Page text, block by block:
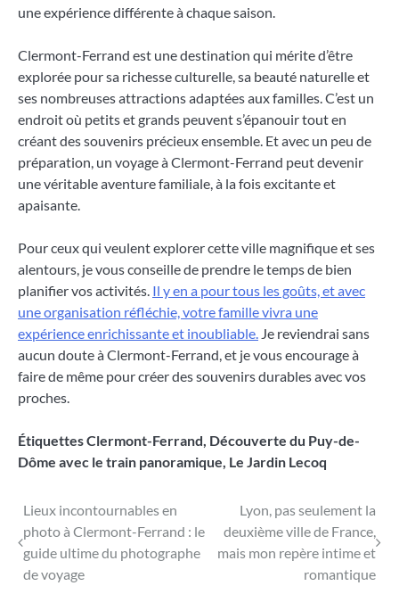
une expérience différente à chaque saison.
Clermont-Ferrand est une destination qui mérite d’être
explorée pour sa richesse culturelle, sa beauté naturelle et
ses nombreuses attractions adaptées aux familles. C’est un
endroit où petits et grands peuvent s’épanouir tout en
créant des souvenirs précieux ensemble. Et avec un peu de
préparation, un voyage à Clermont-Ferrand peut devenir
une véritable aventure familiale, à la fois excitante et
apaisante.
Pour ceux qui veulent explorer cette ville magnifique et ses
alentours, je vous conseille de prendre le temps de bien
planifier vos activités. Il y en a pour tous les goûts, et avec
une organisation réfléchie, votre famille vivra une
expérience enrichissante et inoubliable. Je reviendrai sans
aucun doute à Clermont-Ferrand, et je vous encourage à
faire de même pour créer des souvenirs durables avec vos
proches.
ÉtiquettesClermont-Ferrand, Découverte du Puy-de-
Dôme avec le train panoramique, Le Jardin Lecoq
Navigation
de
l’article
Lieux incontournables en
photo à Clermont-Ferrand : le
guide ultime du photographe
de voyage
Lyon, pas seulement la
deuxième ville de France,
mais mon repère intime et
romantique